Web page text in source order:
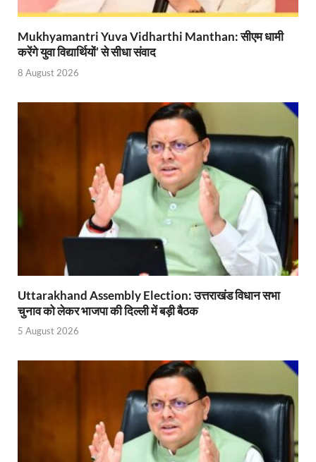
Uttar Pradesh Politics: मुक्त कंठ से यूपी को सराहा,
Vande Bharat Sleeper Update: वंदे भारत स्लीपर का
Uttarakhand Calender 2026: मुख्यमंत्री पुष्कर सिंह
Start UP Summit: उद्यमिता, नवाचार और व्यापार हमारे
Swami Vivekanand Jayanti: मुख्यमंत्री पुष्कर सिंह
PM Modi Somnath Mandir: सोमनाथ में पीएम मोदी ने
Uttar Pradesh News: ‘आभार प्रधानमंत्री जी, डबल
UP AI App: सीएम योगी के मिशन को साकार कर रहा
Ashwini Vaishnaw: औपनिवेशिक मानसिकता से रेलवे को
AI Start-Ups: प्रधानमंत्री ने भारतीय एआई स्टार्टअप्स के
Hindi Salahkar Samiti: विधि एवं न्याय मंत्रालय विधायी
PANKHUDI Portal: पंखुड़ी पोर्टल का शुभारंभ,जानें क्या
Gram Panchayat Adhar: ग्राम पंचायतों में भी बनेगा
Mukhyamantri Yuva Vidharthi Manthan: सीएम धामी
करेंगे युवा विद्यार्थियों’ से सीधा संवाद
8 August 2026
Uttarakhand Assembly Election: उत्तराखंड विधान सभा
चुनाव को लेकर भाजपा की दिल्ली में बड़ी बैठक
5 August 2026